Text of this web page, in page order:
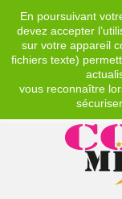
En poursuivant
devez accepter
sur votre appareil
fichiers texte)
vous reconnaître
EUR